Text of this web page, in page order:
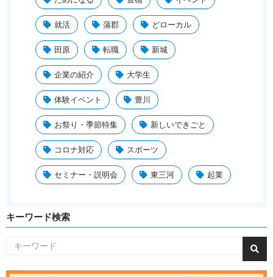
就活 蒲郡 どローカル
田原 転職 新城
企業の紹介 大学生
体験イベント 豊川
お祭り・季節特集 新しいできごと
コロナ対応 スポーツ
セミナー・説明会 東三河 起業
キーワード検索